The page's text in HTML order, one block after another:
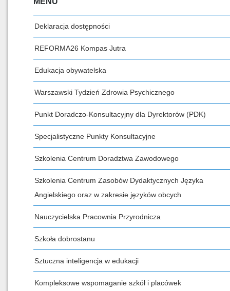
Deklaracja dostępności
REFORMA26 Kompas Jutra
Edukacja obywatelska
Warszawski Tydzień Zdrowia Psychicznego
Punkt Doradczo-Konsultacyjny dla Dyrektorów (PDK)
Specjalistyczne Punkty Konsultacyjne
Szkolenia Centrum Doradztwa Zawodowego
Szkolenia Centrum Zasobów Dydaktycznych Języka
Angielskiego oraz w zakresie języków obcych
Nauczycielska Pracownia Przyrodnicza
Szkoła dobrostanu
Sztuczna inteligencja w edukacji
Kompleksowe wspomaganie szkół i placówek